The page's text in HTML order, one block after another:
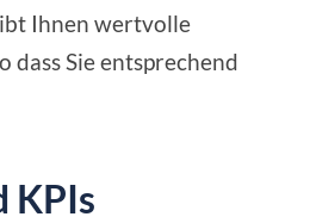
Ihnen wertvolle
Sie entsprechend
KPIs